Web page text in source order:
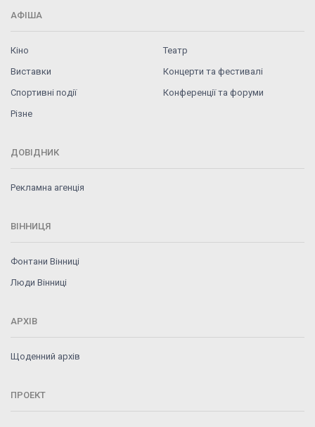
АФІША
Кіно
Театр
Виставки
Концерти та фестивалі
Спортивні події
Конференції та форуми
Різне
ДОВІДНИК
Рекламна агенція
ВІННИЦЯ
Фонтани Вінниці
Люди Вінниці
АРХІВ
Щоденний архів
ПРОЕКТ